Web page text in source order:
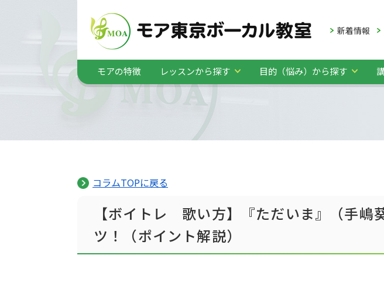
新着情報
モアの特徴 レッスンから探す 目的（悩み）から探す
コラムTOPに戻る
【ボイトレ 歌い方】『ただいま』（手嶋
ツ！（ポイント解説）